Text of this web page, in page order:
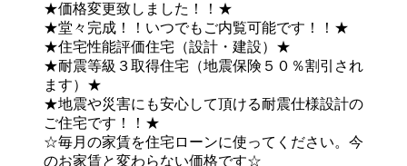
★価格変更致しました！！★
★堂々完成！！いつでもご内覧可能です！！★
★住宅性能評価住宅（設計・建設）★
★耐震等級３取得住宅（地震保険５０％割引され
ます）★
★地震や災害にも安心して頂ける耐震仕様設計の
ご住宅です！！★
☆毎月の家賃を住宅ローンに使ってください。今
のお家賃と変わらない価格です☆